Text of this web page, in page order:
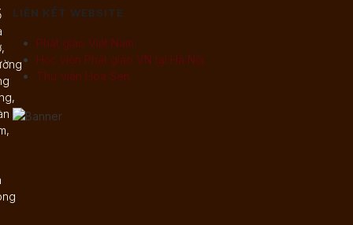
LIÊN KẾT WEBSITE
Phật giáo Việt Nam
Học viện Phật giáo VN tại Hà Nội
Thư viện Hoa Sen